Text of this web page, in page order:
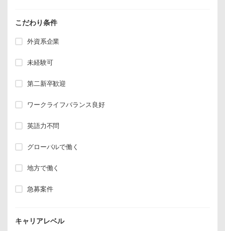
こだわり条件
外資系企業
未経験可
第二新卒歓迎
ワークライフバランス良好
英語力不問
グローバルで働く
地方で働く
急募案件
キャリアレベル